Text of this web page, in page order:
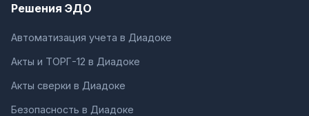
Решения ЭДО
Автоматизация учета в Диадоке
Акты и ТОРГ-12 в Диадоке
Акты сверки в Диадоке
Безопасность в Диадоке